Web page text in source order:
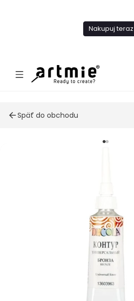
Nakupuj teraz
Späť do obchodu